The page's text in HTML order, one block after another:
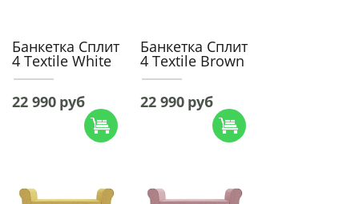
Банкетка Сплит
4 Textile White
22 990 руб
Банкетка Сплит
4 Textile Brown
22 990 руб